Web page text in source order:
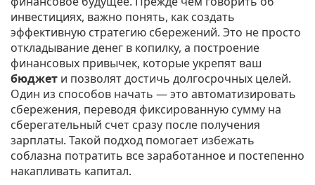
инвестициях, важно понять, как создать
эффективную стратегию сбережений. Это не просто
откладывание денег в копилку, а построение
финансовых привычек, которые укрепят ваш
бюджет и позволят достичь долгосрочных целей.
Один из способов начать — это автоматизировать
сбережения, переводя фиксированную сумму на
сберегательный счет сразу после получения
зарплаты. Такой подход помогает избежать
соблазна потратить все заработанное и постепенно
накапливать капитал.